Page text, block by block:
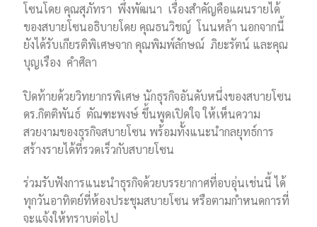
โซนโดย คุณสุภัทรา พึ่งพัฒนา เรื่องสำคัญคือแผนรายได้
ของสบายโซนอธิบายโดย คุณธนวิชญ์ โนนหล้า นอกจากนี้
ยังได้รับเกียรติพิเศษจาก คุณพิมพ์ลักษณ์ ภิยะรัตน์ และคุณ
บุญเรือง คำศิลา
ปิดท้ายด้วยวิทยากรพิเศษ นักธุรกิจอันดับหนึ่งของสบายโซน
ดร.กิตติพันธ์ ตัณฑะพงษ์ ขึ้นพูดเปิดใจ ให้เห็นความ
สวยงามของธุรกิจสบายโซน พร้อมทั้งแนะนำกลยุทธ์การ
สร้างรายได้ที่รวดเร็วกับสบายโซน
ร่วมรับฟังการแนะนำธุรกิจด้วยบรรยากาศที่อบอุ่นเช่นนี้ ได้
ทุกวันอาทิตย์ที่ห้องประชุมสบายโซน หรือตามกำหนดการที่
จะแจ้งให้ทราบต่อไป